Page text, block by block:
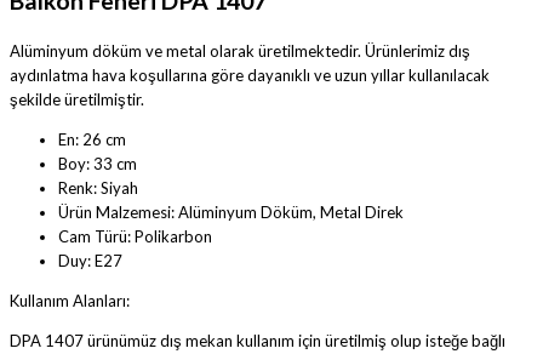
Alüminyum döküm ve metal olarak üretilmektedir. Ürünlerimiz dış
aydınlatma hava koşullarına göre dayanıklı ve uzun yıllar kullanılacak
şekilde üretilmiştir.
En: 26 cm
Boy: 33 cm
Renk: Siyah
Ürün Malzemesi: Alüminyum Döküm, Metal Direk
Cam Türü: Polikarbon
Duy: E27
Kullanım Alanları:
DPA 1407 ürünümüz dış mekan kullanım için üretilmiş olup isteğe bağlı